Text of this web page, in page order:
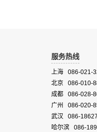
服务热线
上海 086-021-
北京 086-010-
成都 086-028-
广州 086-020-
武汉 086-
哈尔滨 086-